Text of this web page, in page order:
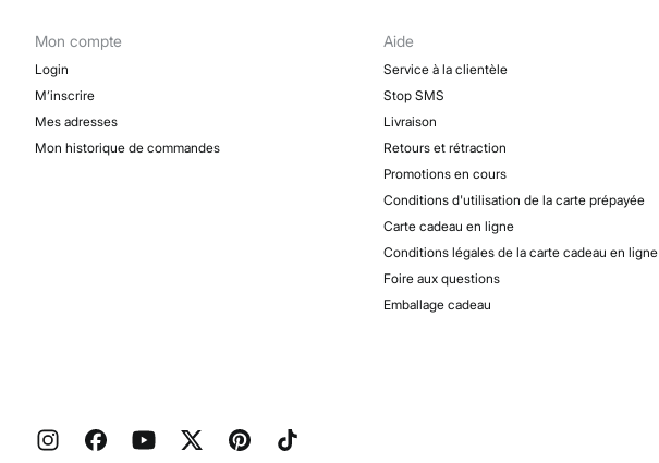
Mon compte
Login
M’inscrire
Mes adresses
Mon historique de commandes
Aide
Service à la clientèle
Stop SMS
Livraison
Retours et rétraction
Promotions en cours
Conditions d'utilisation de la carte prépayée
Carte cadeau en ligne
Conditions légales de la carte cadeau en ligne
Foire aux questions
Emballage cadeau